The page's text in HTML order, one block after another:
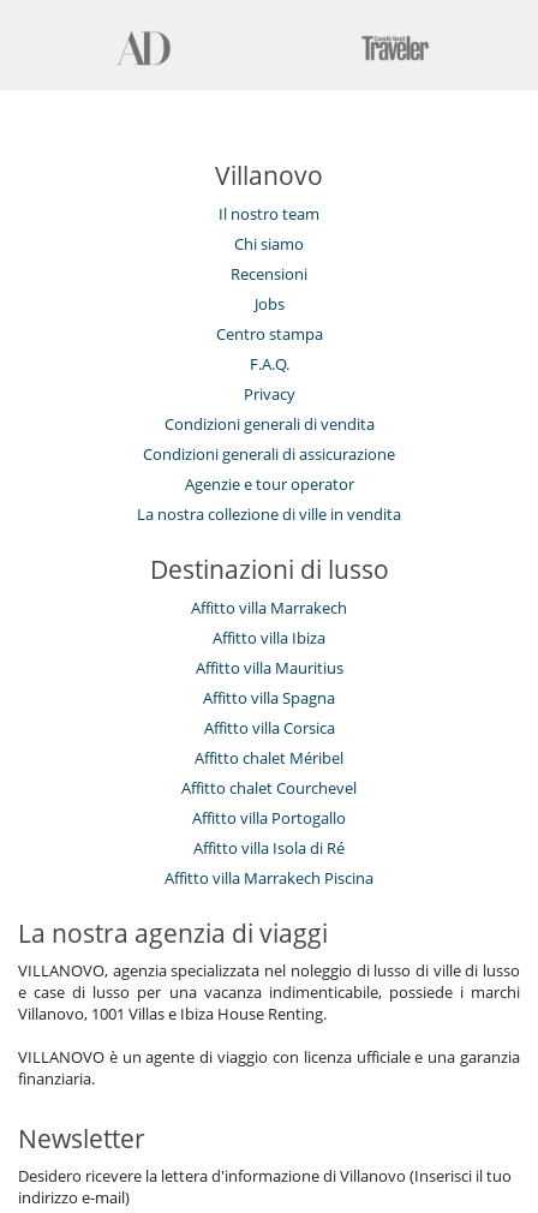
Villanovo
Il nostro team
Chi siamo
Recensioni
Jobs
Centro stampa
F.A.Q.
Privacy
Condizioni generali di vendita
Condizioni generali di assicurazione
Agenzie e tour operator
La nostra collezione di ville in vendita
Destinazioni di lusso
Affitto villa Marrakech
Affitto villa Ibiza
Affitto villa Mauritius
Affitto villa Spagna
Affitto villa Corsica
Affitto chalet Méribel
Affitto chalet Courchevel
Affitto villa Portogallo
Affitto villa Isola di Ré
Affitto villa Marrakech Piscina
La nostra agenzia di viaggi
VILLANOVO, agenzia specializzata nel noleggio di lusso di ville di lusso
e case di lusso per una vacanza indimenticabile, possiede i marchi
Villanovo, 1001 Villas e Ibiza House Renting.
VILLANOVO è un agente di viaggio con licenza ufficiale e una garanzia
finanziaria.
Newsletter
Desidero ricevere la lettera d'informazione di Villanovo (Inserisci il tuo
indirizzo e-mail)